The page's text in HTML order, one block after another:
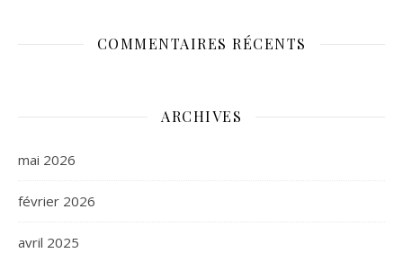
COMMENTAIRES RÉCENTS
ARCHIVES
mai 2026
février 2026
avril 2025